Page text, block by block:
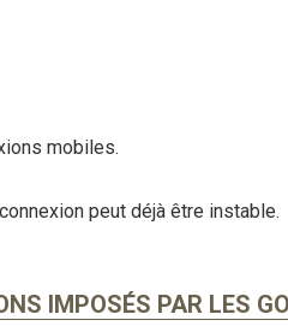
mobiles.
peut déjà être instable.
IMPOSÉS PAR LES